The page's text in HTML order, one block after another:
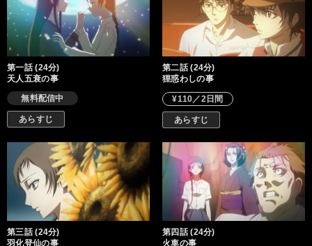
第一話 (24分)
天人五衰の事
無料配信中
あらすじ
第二話 (24分)
狸惑わしの事
¥110／2日間
あらすじ
第三話 (24分)
羽化登仙の事
第四話 (24分)
火車の事